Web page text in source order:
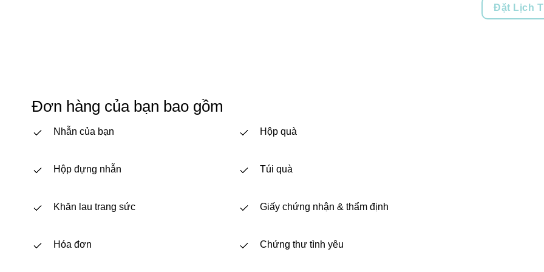
Đặt Lịch
Đơn hàng của bạn bao gồm
Nhẫn của bạn
Hộp đựng nhẫn
Khăn lau trang sức
Hóa đơn
Hộp quà
Túi quà
Giấy chứng nhận & thẩm định
Chứng thư tình yêu